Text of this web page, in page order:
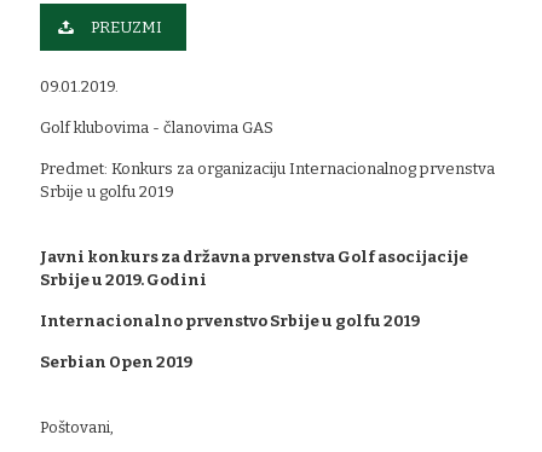
PREUZMI
09.01.2019.
Golf klubovima - članovima GAS
Predmet: Konkurs za organizaciju Internacionalnog prvenstva
Srbije u golfu 2019
Javni konkurs za državna prvenstva Golf asocijacije
Srbije u 2019. Godini
Internacionalno prvenstvo Srbije u golfu 2019
Serbian Open 2019
Poštovani,